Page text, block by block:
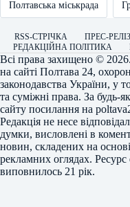
Полтавська міськрада
RSS-СТРІЧКА ПРЕС-
РЕДАКЦІЙНА ПОЛІТИКА
Всі права захищено ©
на сайті Полтава 24,
законодавства України, у
та суміжні права. За будь-
сайту посилання на
Редакція не несе
думки, висловлені в
новин, складених на
рекламних оглядах.
виповнилось 21 рік.